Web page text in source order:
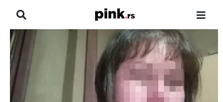
NASLOVNA
VESTI
ZADRUGA